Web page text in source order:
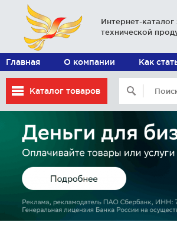
Интернет-каталог
технической
Главная О компании Как
Каталог товаров